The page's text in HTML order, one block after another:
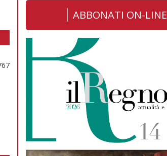
ABBONATI ON-LINE